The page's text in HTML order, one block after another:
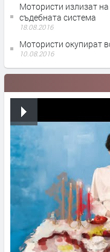
Мотористи излизат
съдебната система
18.08.2016
Мотористи окупират
10.08.2016